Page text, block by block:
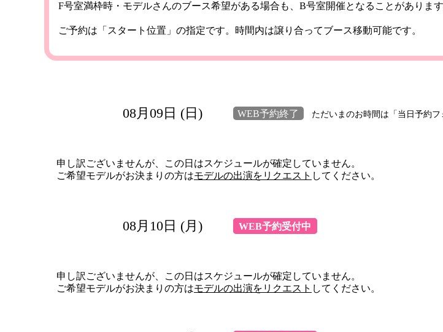
F号室満枠時・モデルさんのブース希望がある場合も、B号室開催となることがあります
ご予約は「スタート位置」の指定です。時間内は譲り合ってブース移動可能です。
08月09日 (日) WEB予約終了 ただいまのお時間は「当日予約
申し訳ございませんが、この日はスケジュールが確定していません。
ご希望モデルがお決まりの方はモデルの出演をリクエスト してください。
08月10日 (月) WEB予約受付中
申し訳ございませんが、この日はスケジュールが確定していません。
ご希望モデルがお決まりの方はモデルの出演をリクエスト してください。